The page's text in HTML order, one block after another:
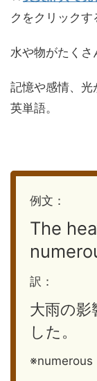
クをクリック
水や物がたくさ
記憶や感情、光
英単語。
例文：
The
訳：
大雨の影
した。
※numerous